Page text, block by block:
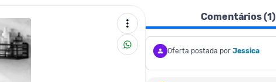
Comentários (1)
Oferta postada por Jessica